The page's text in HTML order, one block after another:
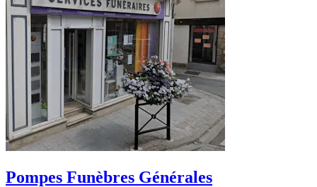
Pompes Funèbres Générales